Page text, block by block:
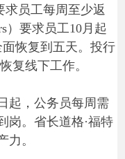
求员工每周至少返
）要求员工10月起
恢复到五天。投行
复线下工作。
起，公务员每周需
岗。省长道格·福特
力。